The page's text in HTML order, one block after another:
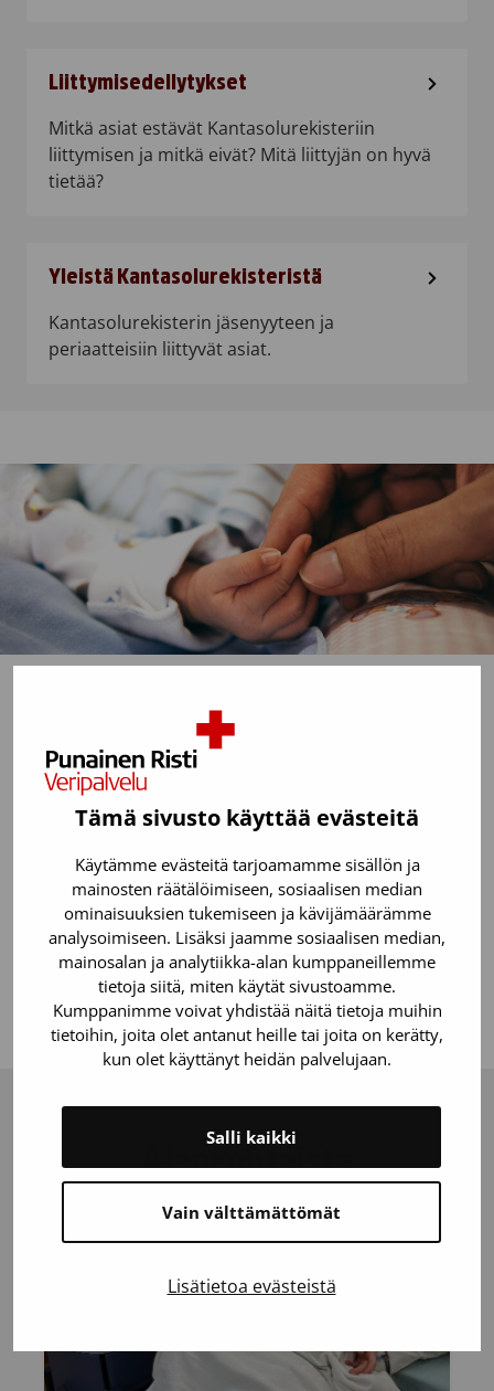
Tämä sivusto käyttää evästeitä
Käytämme evästeitä tarjoamamme sisällön ja
mainosten räätälöimiseen, sosiaalisen median
ominaisuuksien tukemiseen ja kävijämäärämme
analysoimiseen. Lisäksi jaamme sosiaalisen median,
mainosalan ja analytiikka-alan kumppaneillemme
tietoja siitä, miten käytät sivustoamme.
Kumppanimme voivat yhdistää näitä tietoja muihin
tietoihin, joita olet antanut heille tai joita on kerätty,
kun olet käyttänyt heidän palvelujaan.
Vain välttämättömät
Salli kaikki
Lisätietoa evästeistä
Liittymisedellytykset
Mitkä asiat estävät Kantasolurekisteriin
liittymisen ja mitkä eivät? Mitä liittyjän on hyvä
tietää?
Yleistä Kantasolurekisteristä
Kantasolurekisterin jäsenyyteen ja
periaatteisiin liittyvät asiat.
Kerro kokemuksistasi
Onko lähipiirissäsi kantasolusiirtoa tarvitseva ja
siirron saanut henkilö? Kerro kokemuksistanne ja
auta ihmisiä ymmärtämään, miksi vapaaehtoisia
vaatii tietoa, rohkaisua ja motivaatiota aidoista
tarinoista!
Eri tapoja auttaa
Ajankohtaista